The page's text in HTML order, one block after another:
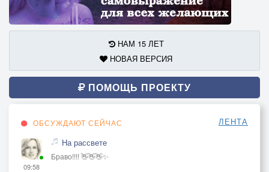
НАМ 15 ЛЕТ
НОВАЯ ВЕРСИЯ
ПОМОЩЬ ПРОЕКТУ
ОБСУЖДАЮТ СЕЙЧАС ЛЕНТА
09:58
На рассвете
Браво!!!! 👋👋👋✨